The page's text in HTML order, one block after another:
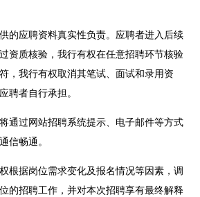
的应聘资料真实性负责。应聘者进入后续
资质核验，我行有权在任意招聘环节核验
，我行有权取消其笔试、面试和录用资
聘者自行承担。
通过网站招聘系统提示、电子邮件等方式
信畅通。
根据岗位需求变化及报名情况等因素，调
的招聘工作，并对本次招聘享有最终解释